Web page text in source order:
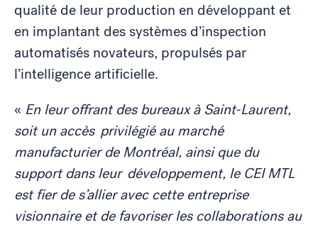
qualité de leur production en développant et
en implantant des systèmes d’inspection
automatisés novateurs, propulsés par
l’intelligence artificielle.
« En leur offrant des bureaux à Saint-Laurent,
soit un accès privilégié au marché
manufacturier de Montréal, ainsi que du
support dans leur développement, le CEI MTL
est fier de s’allier avec cette entreprise
visionnaire et de favoriser les collaborations au